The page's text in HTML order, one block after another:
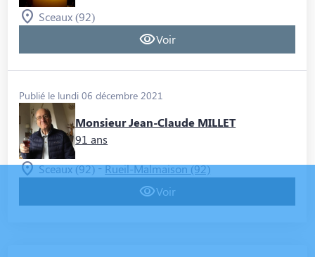
Sceaux (92)
Voir
Publié le lundi 06 décembre 2021
Monsieur Jean-Claude MILLET
91 ans
Sceaux (92)-Rueil-Malmaison (92)
Voir